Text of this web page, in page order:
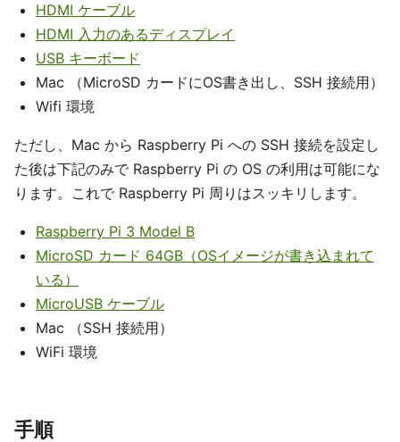
HDMI ケーブル
HDMI 入力のあるディスプレイ
USB キーボード
Mac （MicroSD カードにOS書き出し、SSH 接続用）
Wifi 環境
ただし、Mac から Raspberry Pi への SSH 接続を設定し
た後は下記のみで Raspberry Pi の OS の利用は可能にな
ります。これで Raspberry Pi 周りはスッキリします。
Raspberry Pi 3 Model B
MicroSD カード 64GB（OSイメージが書き込まれて
いる）
MicroUSB ケーブル
Mac （SSH 接続用）
WiFi 環境
手順